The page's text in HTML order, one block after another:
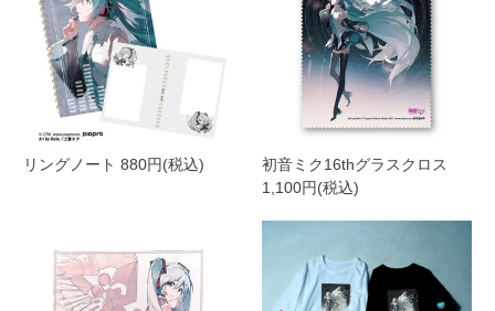
リングノート 880円(税込)
初音ミク16thグラスクロス
1,100円(税込)